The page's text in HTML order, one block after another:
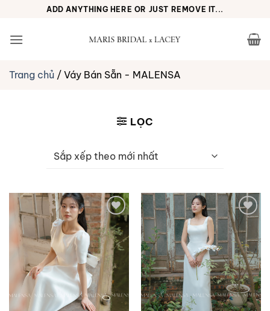
nội
ADD ANYTHING HERE OR JUST REMOVE IT...
Trang chủ / Váy Bán Sẵn - MALENSA
LỌC
Yêu
thích
Yêu
thích